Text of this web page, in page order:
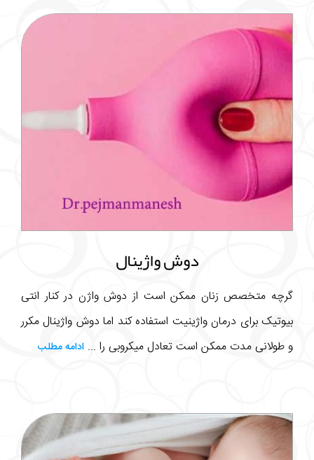
دوش واژینال
گرچه متخصص زنان ممکن است از دوش واژن در کنار انتی
بیوتیک برای درمان واژینیت استفاده کند اما دوش واژینال مکرر
و طولانی مدت ممکن است تعادل میکروبی را ... ادامه مطلب